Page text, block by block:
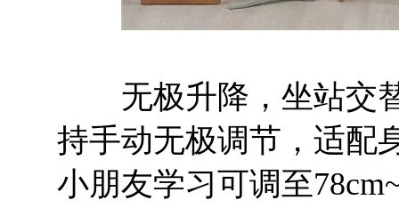
无极升降，坐站交替
持手动无极调节，适配
小朋友学习可调至